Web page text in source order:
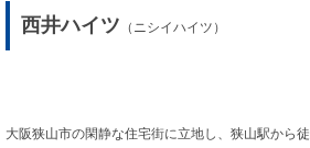
西井ハイツ （ニシイハイツ）
大阪狭山市の閑静な住宅街に立地し、狭山駅から